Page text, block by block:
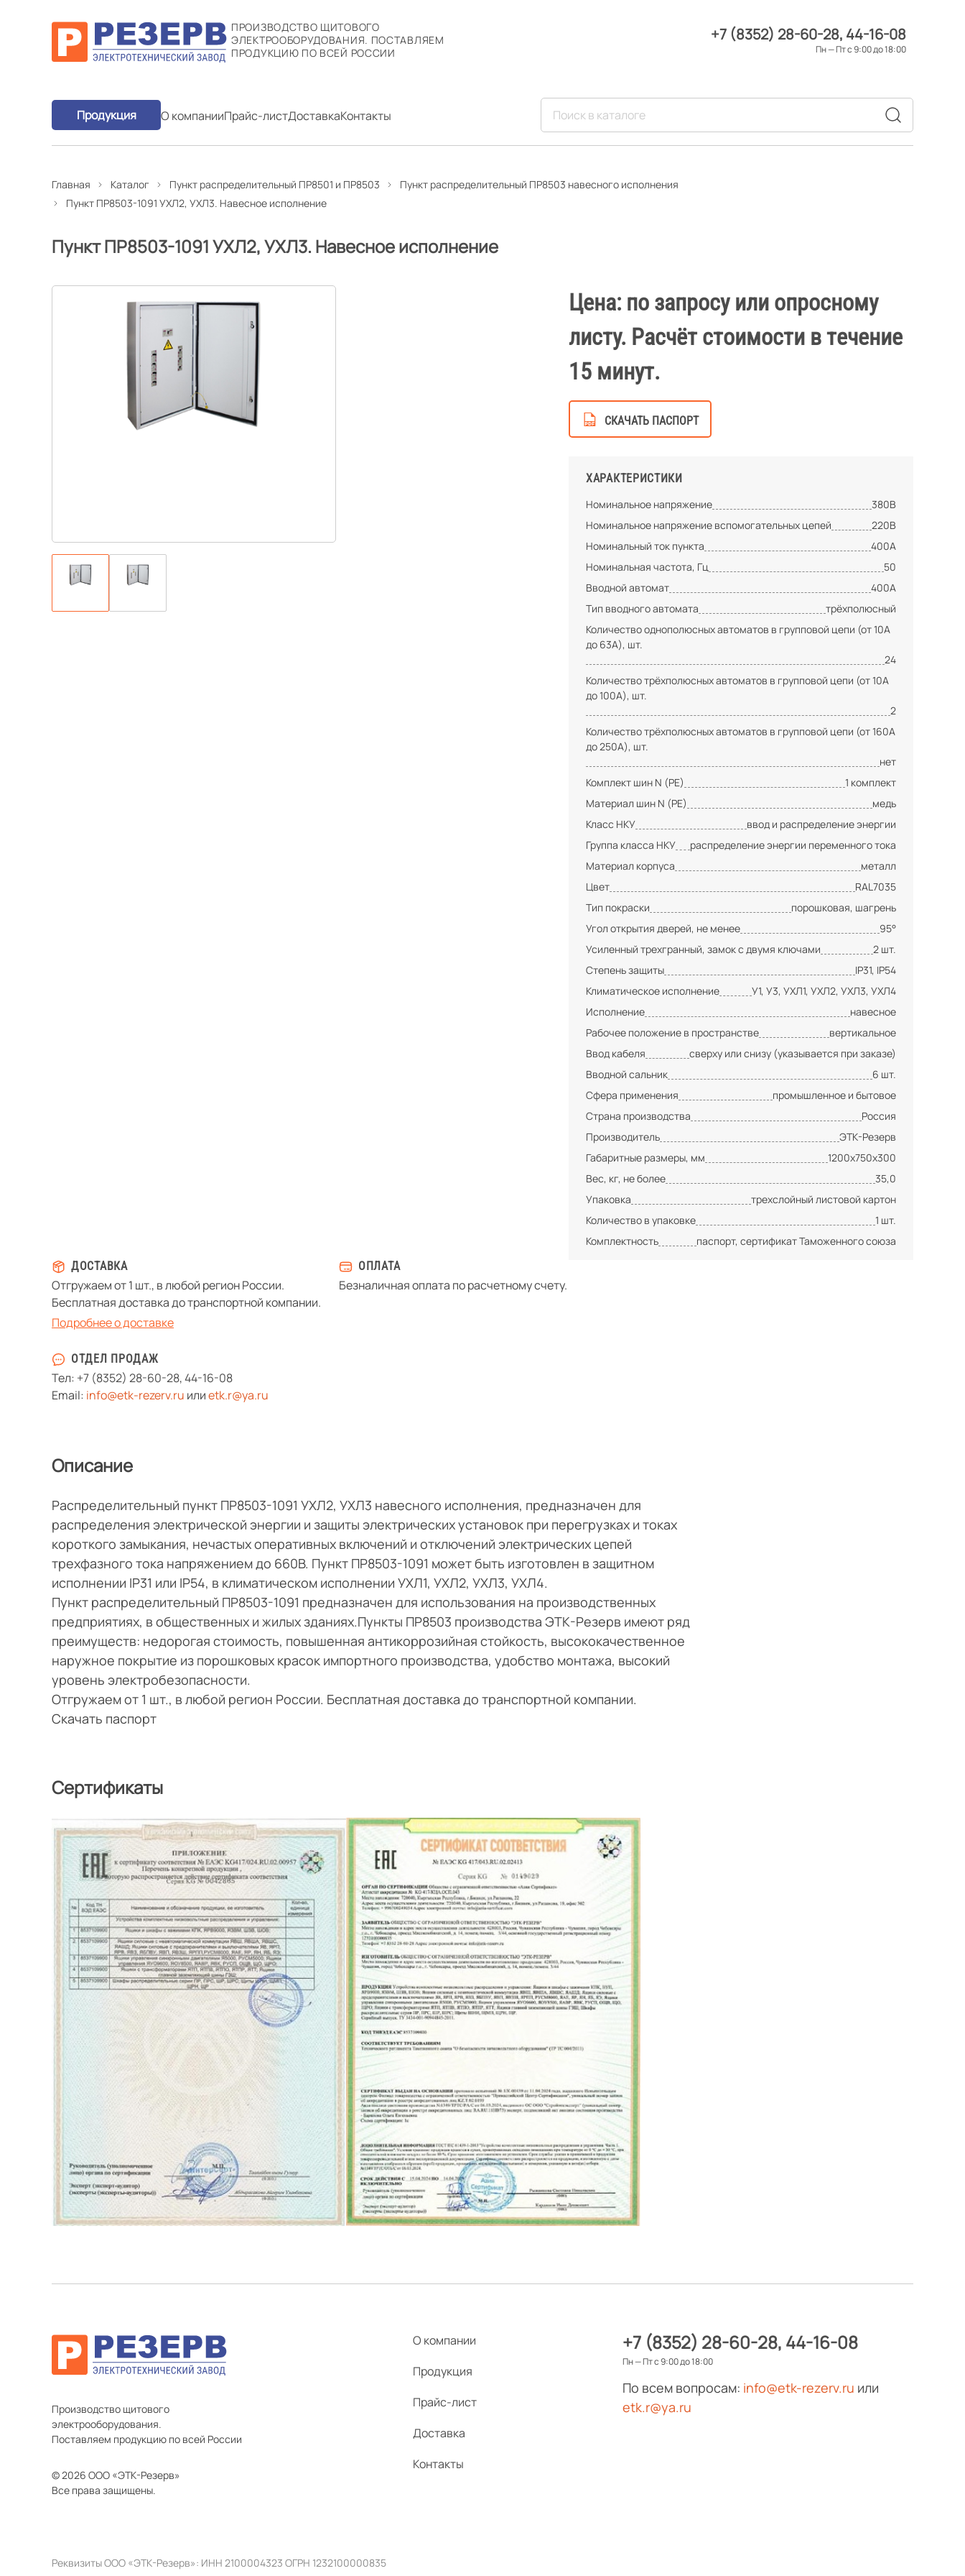
ПРОИЗВОДСТВО ЩИТОВОГО
ЭЛЕКТРООБОРУДОВАНИЯ. ПОСТАВЛЯЕМ
ПРОДУКЦИЮ ПО ВСЕЙ РОССИИ
+7 (8352) 28-60-28 44-16-08
Пн — Пт с 9:00 до 18:00
Продукция О компанииПрайс-листДоставкаКонтакты
Главная Каталог Пункт распределительный ПР8501 и ПР8503
Пункт распределительный ПР8503 навесного исполнения
Пункт ПР8503-1091 УХЛ2, УХЛ3. Навесное исполнение
Пункт ПР8503-1091 УХЛ2, УХЛ3. Навесное исполнение
Цена: по запросу или опросному
листу. Расчёт стоимости в течение
15 минут.
СКАЧАТЬ ПАСПОРТ
ХАРАКТЕРИСТИКИ
Номинальное напряжение
380В
Номинальное напряжение вспомогательных цепей
220В
Номинальный ток пункта
400А
Номинальная частота, Гц
50
Вводной автомат
400А
Тип вводного автомата
трёхполюсный
Количество однополюсных автоматов в групповой цепи (от 10А
до 63А), шт.
24
Количество трёхполюсных автоматов в групповой цепи (от 10А
до 100А), шт.
2
Количество трёхполюсных автоматов в групповой цепи (от 160А
до 250А), шт.
нет
Комплект шин N (PE)
1 комплект
Материал шин N (PE)
медь
Класс НКУ
ввод и распределение энергии
Группа класса НКУ
распределение энергии переменного тока
Материал корпуса
металл
Цвет
RAL7035
Тип покраски
порошковая, шагрень
Угол открытия дверей, не менее
95°
Усиленный трехгранный, замок с двумя ключами
2 шт.
Степень защиты
IP31, IP54
Климатическое исполнение
У1, У3, УХЛ1, УХЛ2, УХЛ3, УХЛ4
Исполнение
навесное
Рабочее положение в пространстве
вертикальное
Ввод кабеля
сверху или снизу (указывается при заказе)
Вводной сальник
6 шт.
Сфера применения
промышленное и бытовое
Страна производства
Россия
Производитель
ЭТК-Резерв
Габаритные размеры, мм
1200х750х300
Вес, кг, не более
35,0
Упаковка
трехслойный листовой картон
Количество в упаковке
1 шт.
Комплектность
паспорт, сертификат Таможенного союза
ДОСТАВКА
Отгружаем от 1 шт., в любой регион России.
Бесплатная доставка до транспортной компании.
Подробнее о доставке
ОПЛАТА
Безналичная оплата по расчетному счету.
ОТДЕЛ ПРОДАЖ
Тел: +7 (8352) 28-60-28,44-16-08
Email: info@etk-rezerv.ru илиetk.r@ya.ru
Описание
Распределительный пункт ПР8503-1091 УХЛ2, УХЛ3 навесного исполнения, предназначен для
распределения электрической энергии и защиты электрических установок при перегрузках и токах
короткого замыкания, нечастых оперативных включений и отключений электрических цепей
трехфазного тока напряжением до 660В. Пункт ПР8503-1091 может быть изготовлен в защитном
исполнении IP31 или IP54, в климатическом исполнении УХЛ1, УХЛ2, УХЛ3, УХЛ4.
Пункт распределительный ПР8503-1091 предназначен для использования на производственных
предприятиях, в общественных и жилых зданиях.Пункты ПР8503 производства ЭТК-Резерв имеют ряд
преимуществ: недорогая стоимость, повышенная антикоррозийная стойкость, высококачественное
наружное покрытие из порошковых красок импортного производства, удобство монтажа, высокий
уровень электробезопасности.
Отгружаем от 1 шт., в любой регион России. Бесплатная доставка до транспортной компании.
Скачать паспорт
Сертификаты
Производство щитового
электрооборудования.
Поставляем продукцию по всей России
© 2026 ООО «ЭТК-Резерв»
Все права защищены.
О компании
Продукция
Прайс-лист
Доставка
Контакты
+7 (8352) 28-60-28 44-16-08
Пн — Пт с 9:00 до 18:00
По всем вопросам: info@etk-rezerv.ru или
etk.r@ya.ru
Реквизиты ООО «ЭТК-Резерв»: ИНН 2100004323 ОГРН 1232100000835